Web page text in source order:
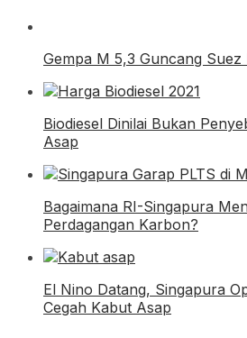
Gempa M 5,3 Guncang Suez
Biodiesel Dinilai Bukan
Asap
Bagaimana RI-Singapura
Perdagangan Karbon?
El Nino Datang, Singapura
Cegah Kabut Asap